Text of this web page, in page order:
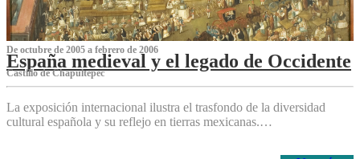
De octubre de 2005 a febrero de 2006
España medieval y el legado de Occidente
Castillo de Chapultepec
La exposición internacional ilustra el trasfondo de la diversidad
cultural española y su reflejo en tierras mexicanas.…